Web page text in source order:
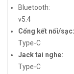
Bluetooth:
v5.4
Cổng kết nối/sạc:
Type-C
Jack tai nghe:
Type-C